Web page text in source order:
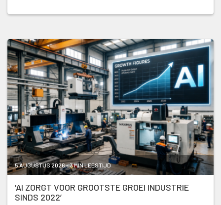
5 AUGUSTUS 2026 - 3 MIN LEESTIJD
‘AI ZORGT VOOR GROOTSTE GROEI INDUSTRIE
SINDS 2022’